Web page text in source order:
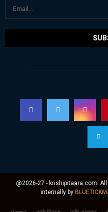
@2026-27 - krishipitaara.com.
internally by